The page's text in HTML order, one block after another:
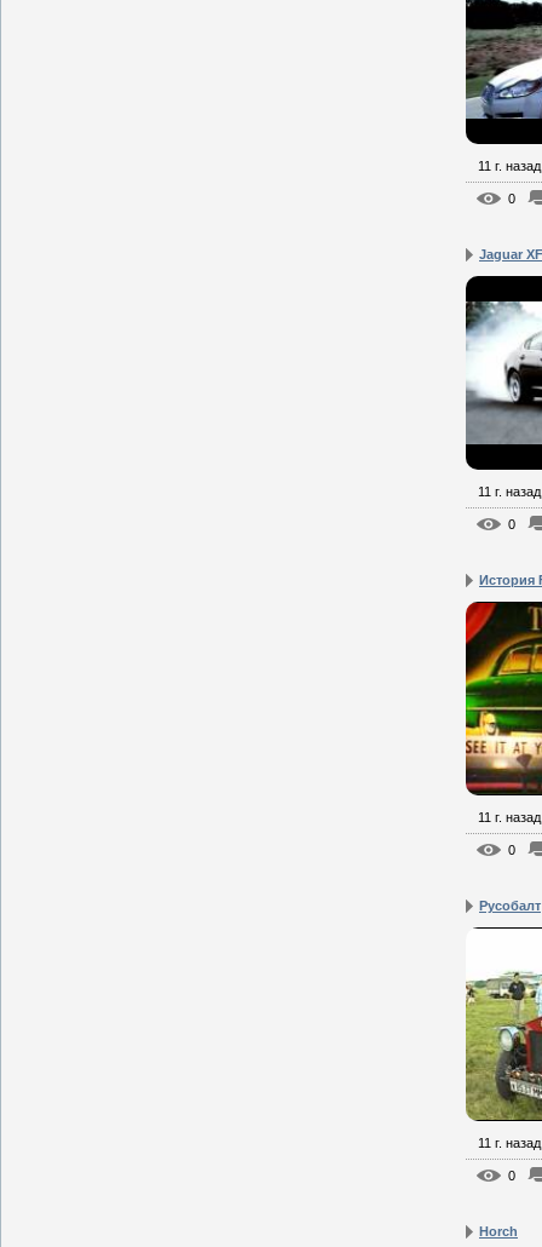
11 г. назад
0
Jaguar
11 г. назад
0
История
11 г. назад
0
Русобалт
11 г. назад
0
Horch